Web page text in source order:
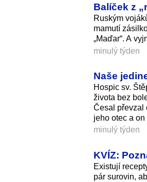
Balíček z
Ruským
mamutí
„Maďar“. A
minulý týden
Naše
Hospic sv.
života bez
Česal převzal
jeho otec a
minulý týden
KVÍZ:
Existují
pár surovin,